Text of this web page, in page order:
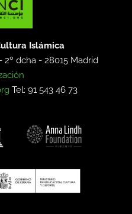
Islámica
2º dcha -28015 Madrid
Tel: 91 543 46 73